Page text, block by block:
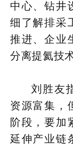
中心、钻井
细了解排采
推进、企业
分离提氦技
刘胜友
资源富集，
阶段，要加
延伸产业链